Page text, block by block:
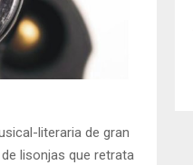
literaria de gran
lisonjas que retrata